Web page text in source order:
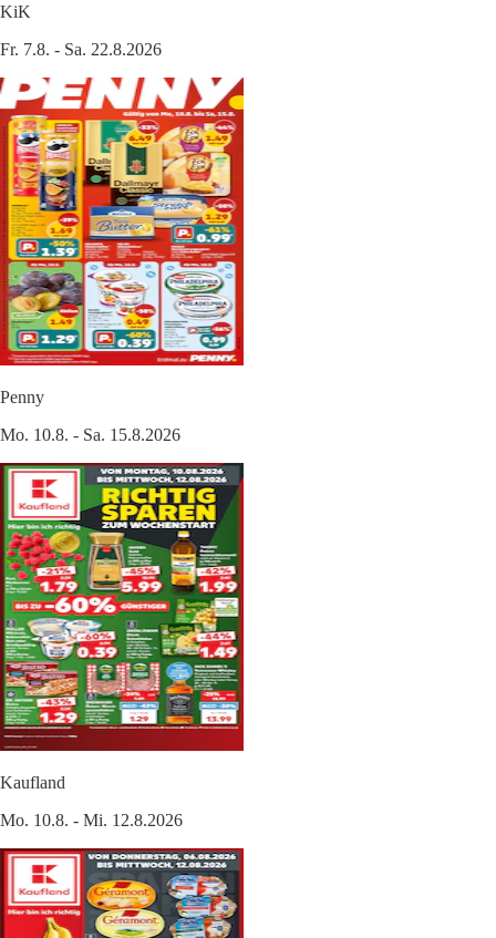
KiK
Fr. 7.8. - Sa. 22.8.2026
Penny
Mo. 10.8. - Sa. 15.8.2026
Kaufland
Mo. 10.8. - Mi. 12.8.2026